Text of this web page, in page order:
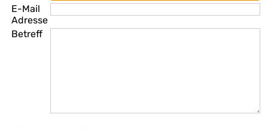
E-Mail
Adresse
Betreff